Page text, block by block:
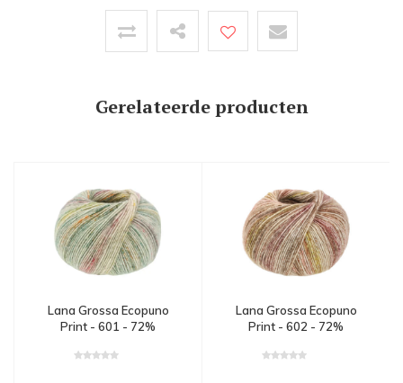
Gerelateerde producten
Lana Grossa Ecopuno
Print - 601 - 72%
en 11% alpaca - Groen
Lana Grossa Ecopuno
Print - 602 - 72%
en 11% alpaca - Bruin